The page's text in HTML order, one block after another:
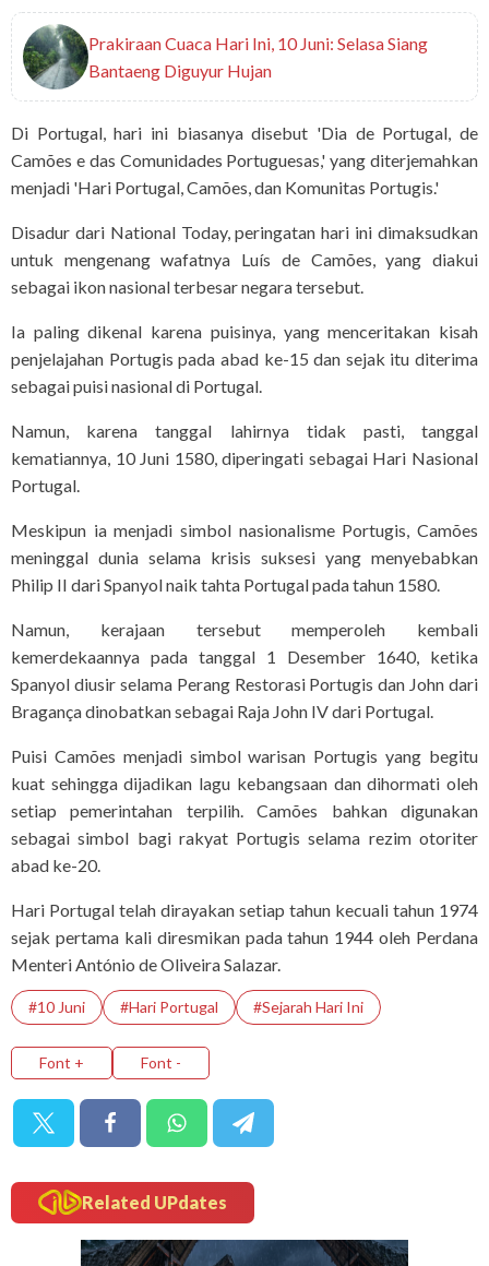
Prakiraan Cuaca Hari Ini, 10 Juni: Selasa Siang
Bantaeng Diguyur Hujan
Di Portugal, hari ini biasanya disebut 'Dia de Portugal, de
Camões e das Comunidades Portuguesas,' yang diterjemahkan
menjadi 'Hari Portugal, Camões, dan Komunitas Portugis.'
Disadur dari National Today, peringatan hari ini dimaksudkan
untuk mengenang wafatnya Luís de Camões, yang diakui
sebagai ikon nasional terbesar negara tersebut.
Ia paling dikenal karena puisinya, yang menceritakan kisah
penjelajahan Portugis pada abad ke-15 dan sejak itu diterima
sebagai puisi nasional di Portugal.
Namun, karena tanggal lahirnya tidak pasti, tanggal
kematiannya, 10 Juni 1580, diperingati sebagai Hari Nasional
Portugal.
Meskipun ia menjadi simbol nasionalisme Portugis, Camões
meninggal dunia selama krisis suksesi yang menyebabkan
Philip II dari Spanyol naik tahta Portugal pada tahun 1580.
Namun, kerajaan tersebut memperoleh kembali
kemerdekaannya pada tanggal 1 Desember 1640, ketika
Spanyol diusir selama Perang Restorasi Portugis dan John dari
Bragança dinobatkan sebagai Raja John IV dari Portugal.
Puisi Camões menjadi simbol warisan Portugis yang begitu
kuat sehingga dijadikan lagu kebangsaan dan dihormati oleh
setiap pemerintahan terpilih. Camões bahkan digunakan
sebagai simbol bagi rakyat Portugis selama rezim otoriter
abad ke-20.
Hari Portugal telah dirayakan setiap tahun kecuali tahun 1974
sejak pertama kali diresmikan pada tahun 1944 oleh Perdana
Menteri António de Oliveira Salazar.
#10 Juni #Hari Portugal #Sejarah Hari Ini
Font + Font -
Related UPdates